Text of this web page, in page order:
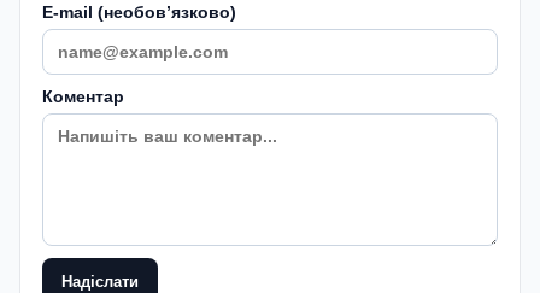
E-mail (необовʼязково)
Коментар
Надіслати